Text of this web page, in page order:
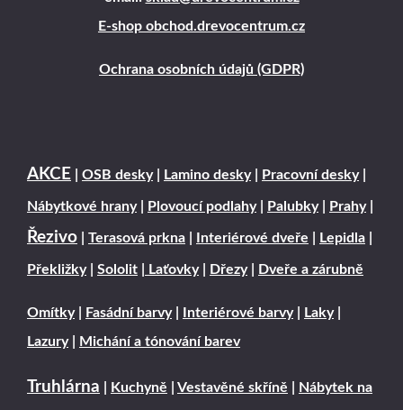
E-shop obchod.drevocentrum.cz
Ochrana osobních údajů (GDPR)
AKCE OSB desky| Lamino desky| Pracovní desky|
Nábytkové hrany| Plovoucí podlahy| Palubky| Prahy|
Řezivo Terasová prkna Interiérové dveře Lepidla
Překližky| Sololit Laťovky| Dřezy| Dveře a zárubně
Omítky| Fasádní barvy| Interiérové barvy| Laky|
Lazury| Michání a tónování barev
Truhlárna Kuchyně Vestavěné skříně Nábytek na